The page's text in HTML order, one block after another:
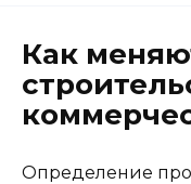
Как
Определение